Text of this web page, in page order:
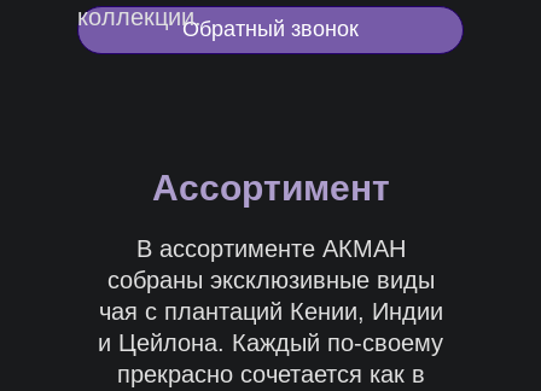
Обратный звонок
коллекции.
Ассортимент
В ассортименте АКМАН
собраны эксклюзивные виды
чая с плантаций Кении, Индии
и Цейлона. Каждый по-своему
прекрасно сочетается как в